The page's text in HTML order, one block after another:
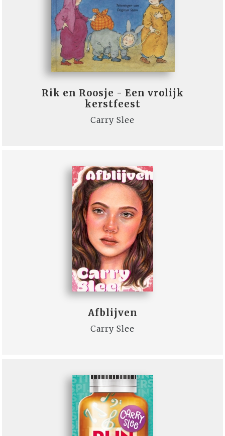
Rik en Roosje - Een vrolijk
kerstfeest
Carry Slee
Afblijven
Carry Slee